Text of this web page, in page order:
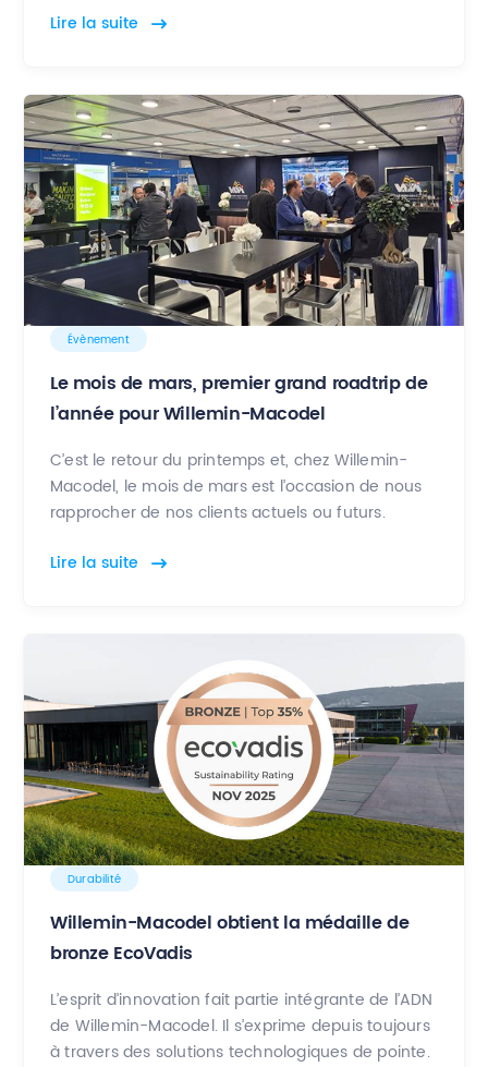
Lire la suite
Évènement
Le mois de mars, premier grand roadtrip de
l’année pour Willemin-Macodel
C’est le retour du printemps et, chez Willemin-
Macodel, le mois de mars est l’occasion de nous
rapprocher de nos clients actuels ou futurs.
Lire la suite
Durabilité
Willemin-Macodel obtient la médaille de
bronze EcoVadis
L’esprit d’innovation fait partie intégrante de l’ADN
de Willemin-Macodel. Il s’exprime depuis toujours
à travers des solutions technologiques de pointe.